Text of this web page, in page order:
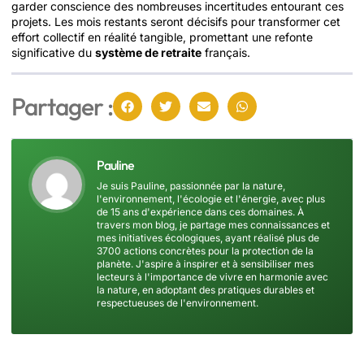
garder conscience des nombreuses incertitudes entourant ces
projets. Les mois restants seront décisifs pour transformer cet
effort collectif en réalité tangible, promettant une refonte
significative du système de retraite français.
Partager :
Pauline
Je suis Pauline, passionnée par la nature,
l'environnement, l'écologie et l'énergie, avec plus
de 15 ans d'expérience dans ces domaines. À
travers mon blog, je partage mes connaissances et
mes initiatives écologiques, ayant réalisé plus de
3700 actions concrètes pour la protection de la
planète. J'aspire à inspirer et à sensibiliser mes
lecteurs à l'importance de vivre en harmonie avec
la nature, en adoptant des pratiques durables et
respectueuses de l'environnement.